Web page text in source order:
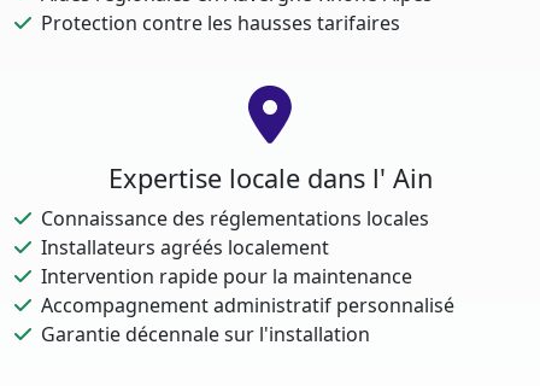
Protection contre les hausses tarifaires
Expertise locale dans l' Ain
Connaissance des réglementations locales
Installateurs agréés localement
Intervention rapide pour la maintenance
Accompagnement administratif personnalisé
Garantie décennale sur l'installation